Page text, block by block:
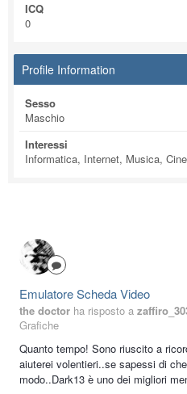
ICQ
0
Profile Information
Sesso
Maschio
Interessi
Informatica, Internet, Musica,
Emulatore Scheda Video
the doctor ha risposto a
Grafiche
Quanto tempo! Sono riuscito a
aiuterei volentieri..se sapessi di
modo..Dark13 è uno dei migliori